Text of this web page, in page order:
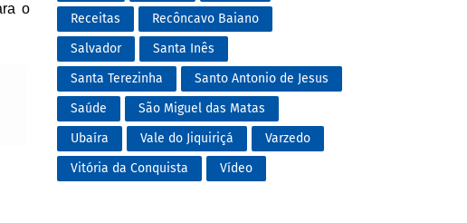
o
Receitas
Recôncavo Baiano
Salvador
Santa Inês
Santa Terezinha
Santo Antonio de Jesus
Saúde
São Miguel das Matas
Ubaíra
Vale do Jiquiriçá
Varzedo
Vitória da Conquista
Vídeo